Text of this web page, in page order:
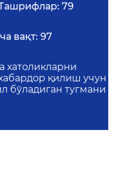
79
вақт: 97
хатоликларни
қилиш учун
бўладиган тугмани